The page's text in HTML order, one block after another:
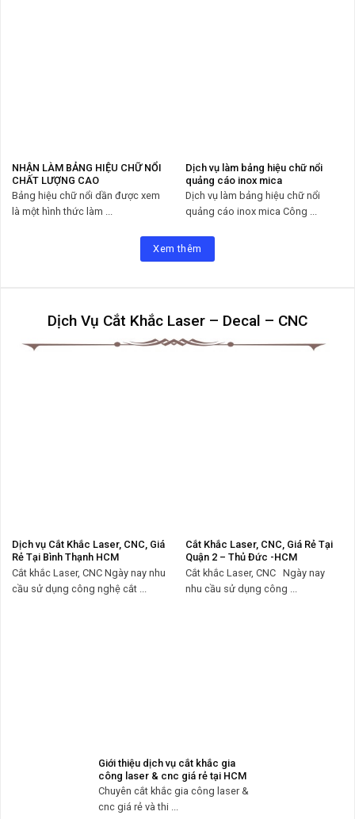
NHẬN LÀM BẢNG HIỆU CHỮ NỔI
CHẤT LƯỢNG CAO
Bảng hiệu chữ nổi dần được xem
là một hình thức làm ...
Dịch vụ làm bảng hiệu chữ nổi
quảng cáo inox mica
Dịch vụ làm bảng hiệu chữ nổi
quảng cáo inox mica Công ...
Xem thêm
Dịch Vụ Cắt Khắc Laser – Decal – CNC
Dịch vụ Cắt Khắc Laser, CNC, Giá
Rẻ Tại Bình Thạnh HCM
Cắt khắc Laser, CNC Ngày nay nhu
cầu sử dụng công nghệ cắt ...
Cắt Khắc Laser, CNC, Giá Rẻ Tại
Quận 2 – Thủ Đức -HCM
Cắt khắc Laser, CNC Ngày nay
nhu cầu sử dụng công ...
Giới thiệu dịch vụ cắt khắc gia
công laser & cnc giá rẻ tại HCM
Chuyên cắt khắc gia công laser &
cnc giá rẻ và thi ...